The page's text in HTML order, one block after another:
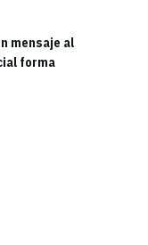
mensaje al
forma